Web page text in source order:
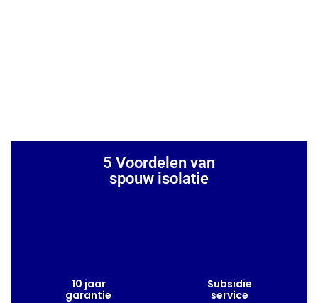
5 Voordelen van
spouw isolatie
10 jaar
garantie
Subsidie
service